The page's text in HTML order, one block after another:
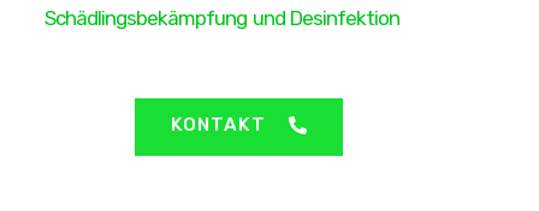
Schädlingsbekämpfung und Desinfektion
KONTAKT